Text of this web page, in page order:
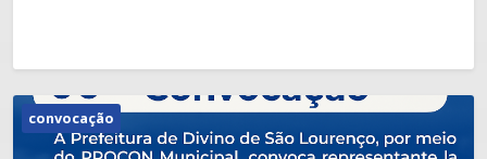
convocação